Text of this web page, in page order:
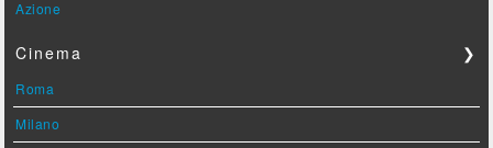
Azione
Cinema ❯
Roma
Milano